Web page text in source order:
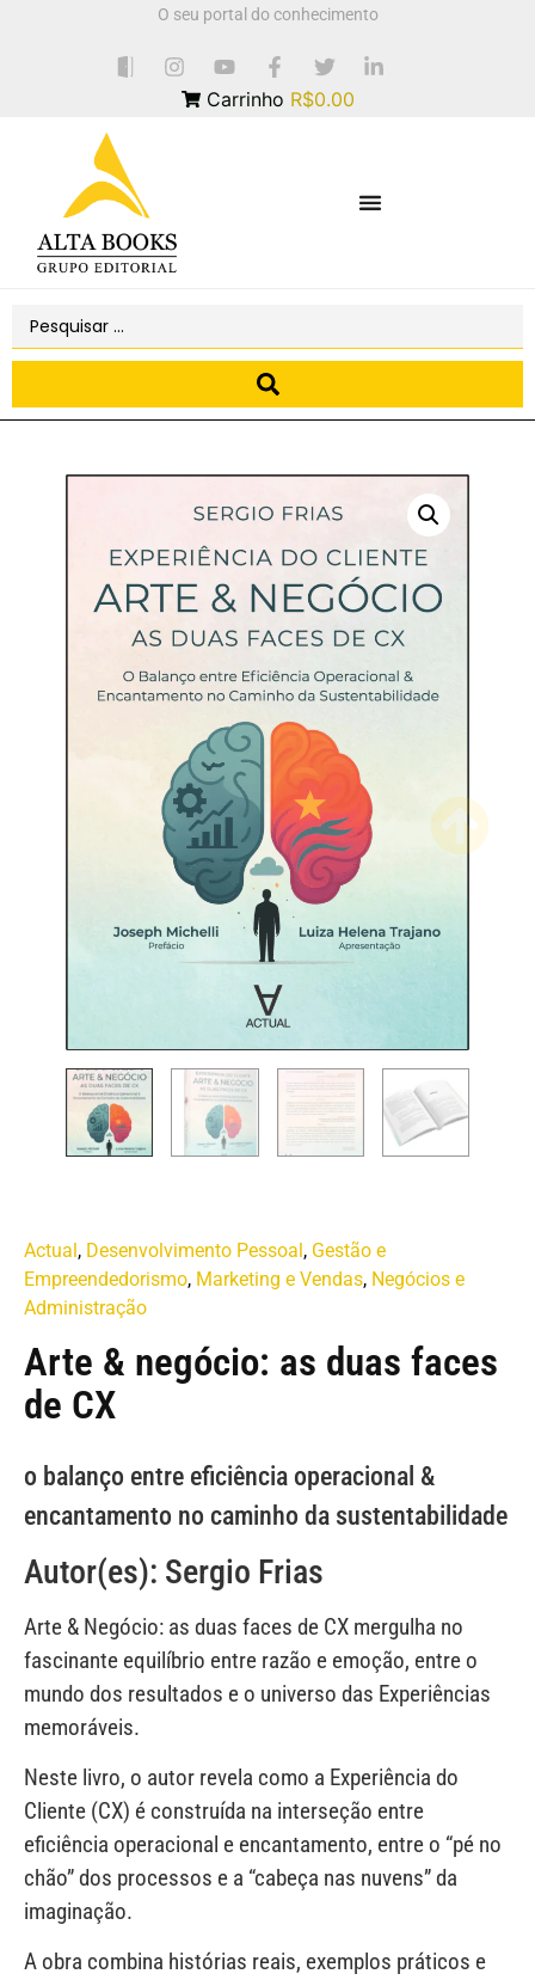
O seu portal do conhecimento
Carrinho R$0.00
Actual, Desenvolvimento Pessoal, Gestão e
Empreendedorismo, Marketing e Vendas, Negócios e
Administração
Arte & negócio: as duas faces
de CX
o balanço entre eficiência operacional &
encantamento no caminho da sustentabilidade
Autor(es): Sergio Frias
Arte & Negócio: as duas faces de CX mergulha no
fascinante equilíbrio entre razão e emoção, entre o
mundo dos resultados e o universo das Experiências
memoráveis.
Neste livro, o autor revela como a Experiência do
Cliente (CX) é construída na interseção entre
eficiência operacional e encantamento, entre o “pé no
chão” dos processos e a “cabeça nas nuvens” da
imaginação.
A obra combina histórias reais, exemplos práticos e